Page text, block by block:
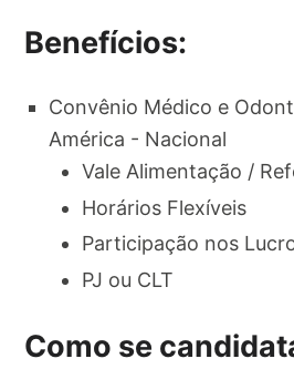
Benefícios:
Convênio Médico e
América - Nacional
Vale Alimentação /
Horários Flexíveis
Participação nos
PJ ou CLT
Como se